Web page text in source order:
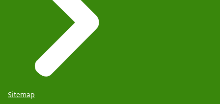
Sitemap